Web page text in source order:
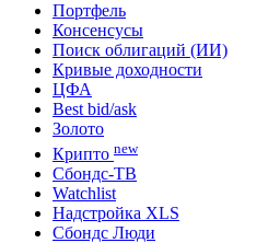
Портфель
Консенсусы
Поиск облигаций (ИИ)
Кривые доходности
ЦФА
Best bid/ask
Золото
Крипто new
Сбондс-ТВ
Watchlist
Надстройка XLS
Сбондс Люди